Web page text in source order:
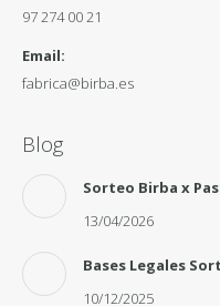
97 274 00 21
Email:
fabrica@birba.es
Blog
Sorteo Birba x
13/04/2026
Bases Legales
10/12/2025